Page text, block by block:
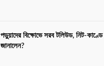
পড়ুয়াদের বিক্ষোভে সরব টলিউড, নিট-কাণ্ডে
জানালেন?